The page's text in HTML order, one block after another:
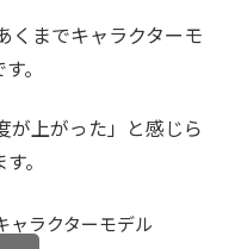
くまでキャラクターモ
。
が上がった」と感じら
。
ャラクターモデル